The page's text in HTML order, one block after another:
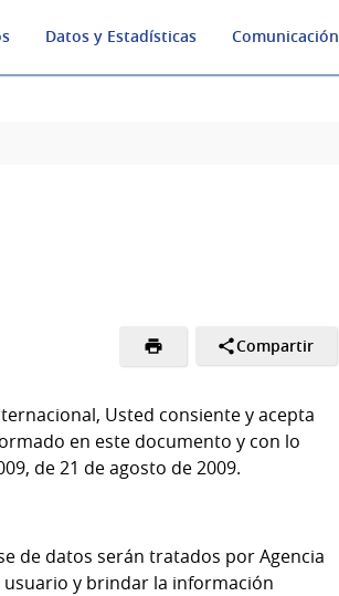
Datos y Estadísticas Comunicación
Compartir
Usted consiente y acepta
en este documento y con lo
de 21 de agosto de 2009.
de datos serán tratados por Agencia
y brindar la información